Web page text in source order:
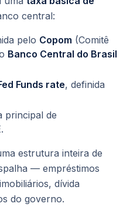
central:
pelo Copom (Comitê
Banco Central do Brasil
Funds rate, definida
principal de
estrutura inteira de
— empréstimos
dívida
do governo.